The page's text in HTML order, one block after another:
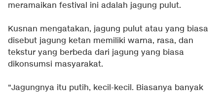
meramaikan festival ini adalah jagung pulut.
Kusnan mengatakan, jagung pulut atau yang biasa
disebut jagung ketan memiliki warna, rasa, dan
tekstur yang berbeda dari jagung yang biasa
dikonsumsi masyarakat.
"Jagungnya itu putih, kecil-kecil. Biasanya banyak